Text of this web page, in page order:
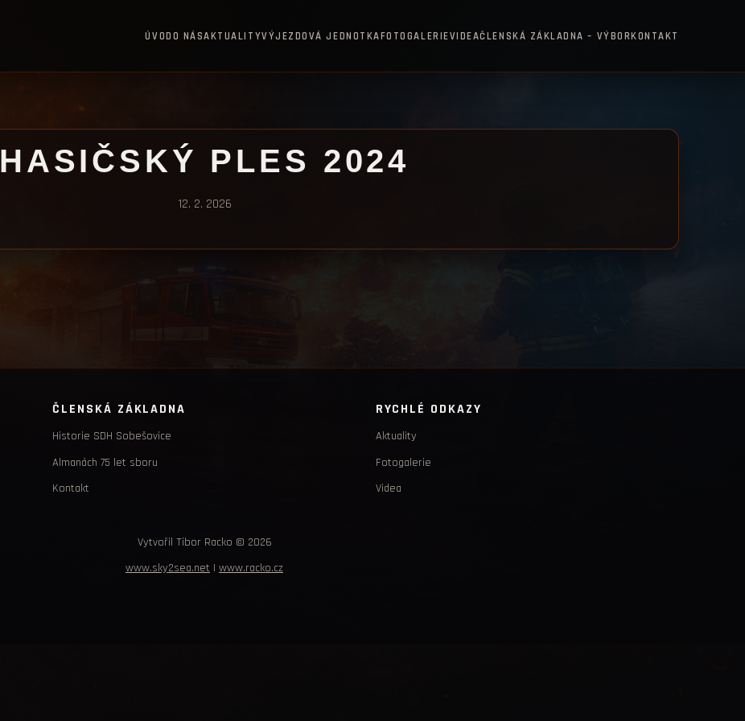
ÚVODO NÁSAKTUALITYVÝJEZDOVÁ JEDNOTKAFOTOGALERIEVIDEAČLENSKÁ ZÁKLADNA – VÝBORKONTAKT
HASIČSKÝ PLES 2024
12. 2. 2026
ČLENSKÁ ZÁKLADNA
Historie SDH Sobešovice
Almanách 75 let sboru
Kontakt
RYCHLÉ ODKAZY
Aktuality
Fotogalerie
Videa
Vytvořil Tibor Racko © 2026
www.sky2sea.net | www.racko.cz